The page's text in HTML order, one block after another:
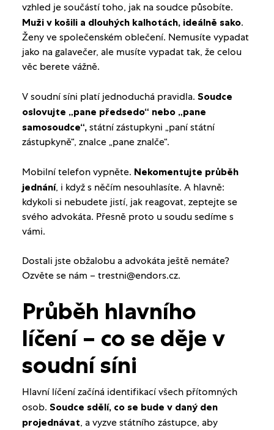
vzhled je součástí toho, jak na soudce působíte.
Muži v košili a dlouhých kalhotách, ideálně sako.
Ženy ve společenském oblečení. Nemusíte vypadat
jako na galavečer, ale musíte vypadat tak, že celou
věc berete vážně.
V soudní síni platí jednoduchá pravidla. Soudce
oslovujte „pane předsedo“ nebo „pane
samosoudce“,státní zástupkyni „paní státní
zástupkyně“, znalce „pane znalče“.
Mobilní telefon vypněte. Nekomentujte průběh
jednání, i když s něčím nesouhlasíte. A hlavně:
kdykoli si nebudete jistí, jak reagovat, zeptejte se
svého advokáta. Přesně proto u soudu sedíme s
vámi.
Dostali jste obžalobu a advokáta ještě nemáte?
Ozvěte se nám – trestni@endors.cz.
Průběh hlavního
líčení – co se děje v
soudní síni
Hlavní líčení začíná identifikací všech přítomných
osob. Soudce sdělí, co se bude v daný den
projednávat, a vyzve státního zástupce, aby